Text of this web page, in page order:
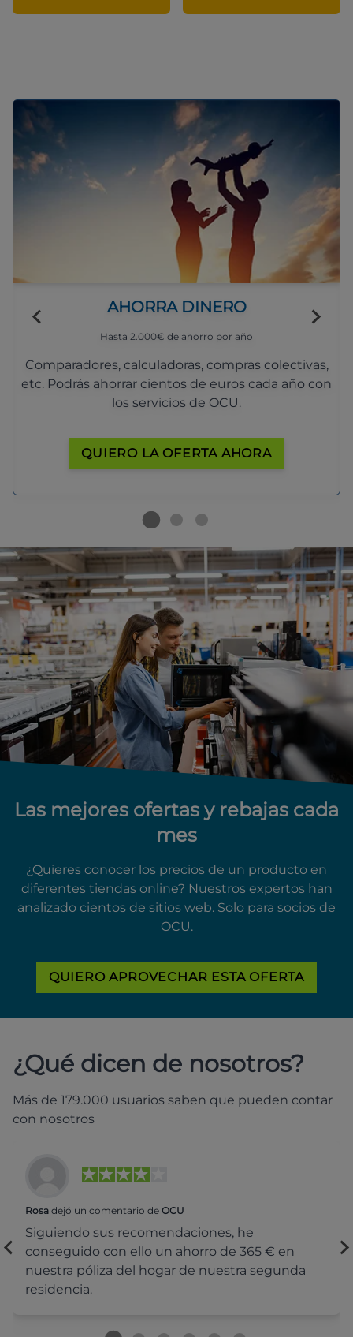
AHORRA DINERO
Hasta 2.000€ de ahorro por año
Comparadores, calculadoras, compras colectivas,
etc. Podrás ahorrar cientos de euros cada año con
los servicios de OCU.
QUIERO LA OFERTA AHORA
Las mejores ofertas y rebajas cada
mes
¿Quieres conocer los precios de un producto en
diferentes tiendas online? Nuestros expertos han
analizado cientos de sitios web. Solo para socios de
OCU.
QUIERO APROVECHAR ESTA OFERTA
¿Qué dicen de nosotros?
Más de 179.000 usuarios saben que pueden contar
con nosotros
Rosa dejó un comentario de OCU
Siguiendo sus recomendaciones, he
conseguido con ello un ahorro de 365 € en
nuestra póliza del hogar de nuestra segunda
residencia.